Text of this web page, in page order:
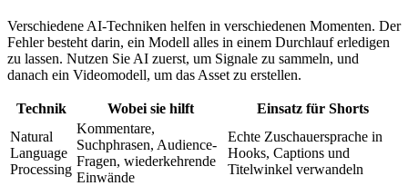
Verschiedene AI-Techniken helfen in verschiedenen Momenten. Der
Fehler besteht darin, ein Modell alles in einem Durchlauf erledigen
zu lassen. Nutzen Sie AI zuerst, um Signale zu sammeln, und
danach ein Videomodell, um das Asset zu erstellen.
Technik Wobei sie hilft
Einsatz für Shorts
Natural
Language
Processing
Kommentare,
Suchphrasen, Audience-
Fragen, wiederkehrende
Einwände
Echte Zuschauersprache in
Hooks, Captions und
Titelwinkel verwandeln